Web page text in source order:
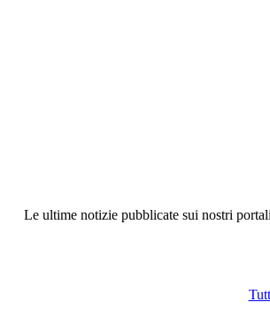
Le ultime notizie pubblicate sui nostri